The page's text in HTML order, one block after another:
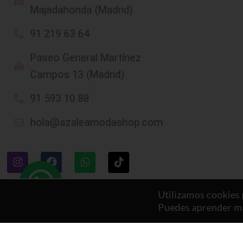
Majadahonda (Madrid)
91 219 63 64
Paseo General Martínez
Campos 13 (Madrid)
91 593 10 88
hola@azaleamodashop.com
Utilizamos cookies
Puedes aprender